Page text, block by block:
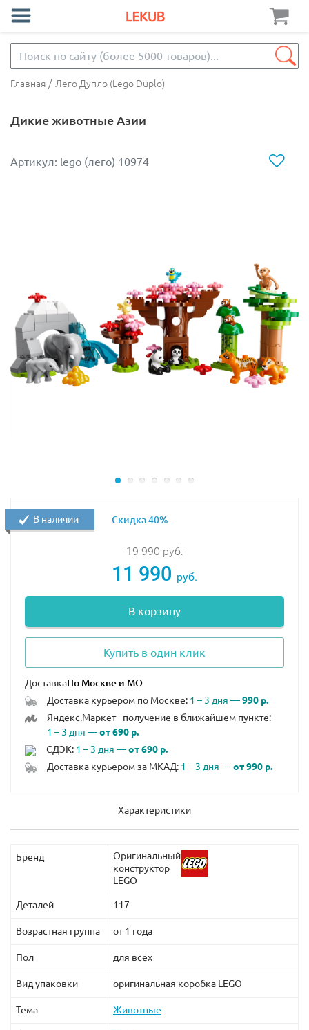
Главная / Лего Дупло (Lego Duplo)
Дикие животные Азии
Артикул: lego (лего) 10974
19 990руб.
11 990 руб.
В корзину
Купить в один клик
Доставка
Доставка курьером по Москве: 1 – 3 дня —990 р.
Яндекс.Маркет - получение в ближайшем пункте:
1 – 3 дня —от 690 р.
СДЭК: 1 – 3 дня —от 690 р.
Доставка курьером за МКАД: 1 – 3 дня —от 990 р.
В наличии Скидка 40%
Характеристики
Бренд
Оригинальный
конструктор
LEGO
Деталей 117
Возрастная группа от 1 года
Пол для всех
Вид упаковки оригинальная коробка LEGO
Тема Животные